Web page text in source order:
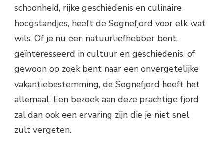
schoonheid, rijke geschiedenis en culinaire
hoogstandjes, heeft de Sognefjord voor elk wat
wils. Of je nu een natuurliefhebber bent,
geïnteresseerd in cultuur en geschiedenis, of
gewoon op zoek bent naar een onvergetelijke
vakantiebestemming, de Sognefjord heeft het
allemaal. Een bezoek aan deze prachtige fjord
zal dan ook een ervaring zijn die je niet snel
zult vergeten.